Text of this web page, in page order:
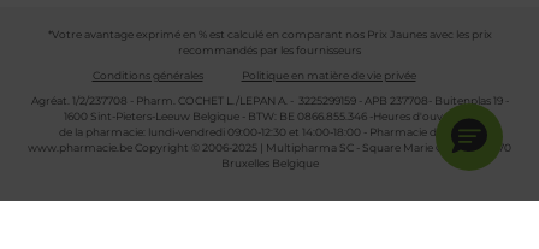
*Votre avantage exprimé en % est calculé en comparant nos Prix Jaunes avec les prix
recommandés par les fournisseurs
Conditions générales
Politique en matière de vie privée
Agréat. 1/2/237708 - Pharm. COCHET L./LEPAN A. - 3225299159 - APB 237708- Buitenplas 19 -
1600 Sint-Pieters-Leeuw Belgique - BTW: BE 0866.855.346 -Heures d'ouverture
de la pharmacie: lundi-vendredi 09:00-12:30 et 14:00-18:00 - Pharmacie de garde :
www.pharmacie.beCopyright © 2006-2025 | Multipharma SC - Square Marie Curie 30 - 1070
Bruxelles Belgique